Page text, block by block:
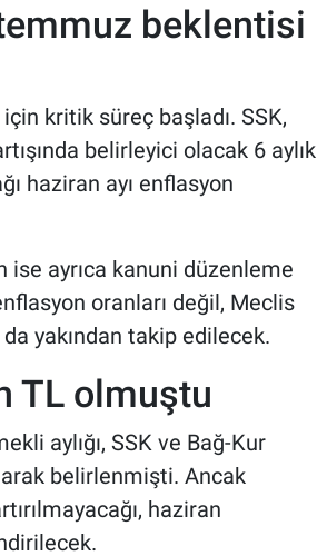
beklentisi
kritik süreç başladı. SSK,
belirleyici olacak 6 aylık
haziran ayı enflasyon
ise ayrıca kanuni düzenleme
oranları değil, Meclis
yakından takip edilecek.
TL olmuştu
aylığı, SSK ve Bağ-Kur
belirlenmişti. Ancak
haziran